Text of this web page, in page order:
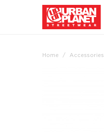
Home Accessories